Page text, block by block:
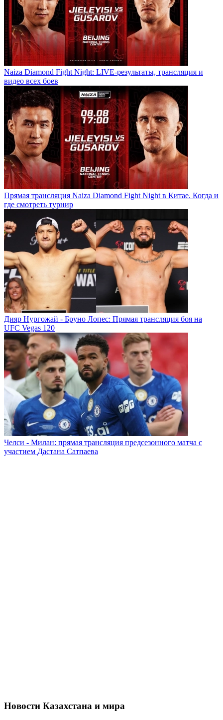
Naiza Diamond Fight Night: LIVE-результаты, трансляция и
видео всех боев
Прямая трансляция Naiza Diamond Fight Night в Китае. Когда и
где смотреть турнир
Дияр Нургожай - Бруно Лопес: Прямая трансляция боя на
UFC Vegas 120
Челси - Милан: прямая трансляция предсезонного матча с
участием Дастана Сатпаева
Новости Казахстана и мира